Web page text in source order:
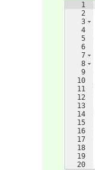
1
2
3
4
5
6
7
8
9
10
11
12
13
14
15
16
17
18
19
20